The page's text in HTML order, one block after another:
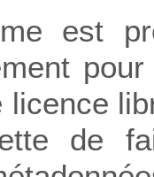
est
licence
de